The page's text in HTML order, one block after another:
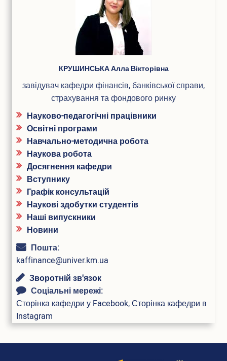
Захист персональних даних
Ваучер на навчання від центру зайнятості
Особам з особливими освітніми потребами
Військова кафедра
Проживання студентів
Освіта іноземних студентів
Студенту
Оголошення
Освітній процес
Навчальні плани
Розклади занять
Електронні журнали обліку успішності
Плани гостьових лекцій
Навчально-методичне забезпечення
Студентське самоврядування
Військова кафедра
IT сервіси Університету
Офіс студента
Пам’ятаємо. Єднаємося. Переможемо!
Соціально-психологічна допомога внутрішньо переміщеним
особам
Електронна скринька довіри
Аспіранту і докторанту
Загальна інформація
Інформація про вступ до аспірантури та докторантури
докторів наук
КРУШИНСЬКА Алла Вікторівна
завідувач кафедри фінансів, банківської справи,
страхування та фондового ринку
Науково-педагогічні працівники
Освітні програми
Навчально-методична робота
Наукова робота
Досягнення кафедри
Вступнику
Графік консультацій
Наукові здобутки студентів
Наші випускники
Новини
Пошта:
kaffinance@univer.km.ua
Зворотній зв'язок
Соціальні мережі:
Сторінка кафедри у Facebook,Сторінка кафедри в
Instagram